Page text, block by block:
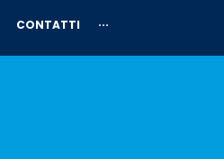
CONTATTI ···